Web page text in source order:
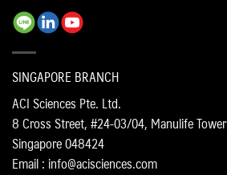
SINGAPORE BRANCH
ACI Sciences Pte. Ltd.
8 Cross Street, #24-03/04, Manulife Tower
Singapore 048424
Email : info@acisciences.com